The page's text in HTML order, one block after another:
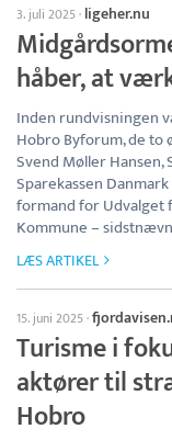
3. juli 2025· ligeher.nu
håber, at
Inden rundvisningen
Hobro Byforum, de
Svend Møller
Sparekassen
formand for
Kommune –
LÆS ARTIKEL
15. juni 2025·
Turisme i
aktører til
Hobro